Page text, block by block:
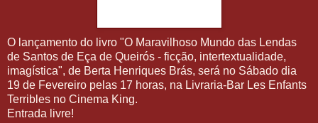
O lançamento do livro "O Maravilhoso Mundo das Lendas
de Santos de Eça de Queirós - ficção, intertextualidade,
imagística", de Berta Henriques Brás, será no Sábado dia
19 de Fevereiro pelas 17 horas, na Livraria-Bar Les Enfants
Terribles no Cinema King.
Entrada livre!